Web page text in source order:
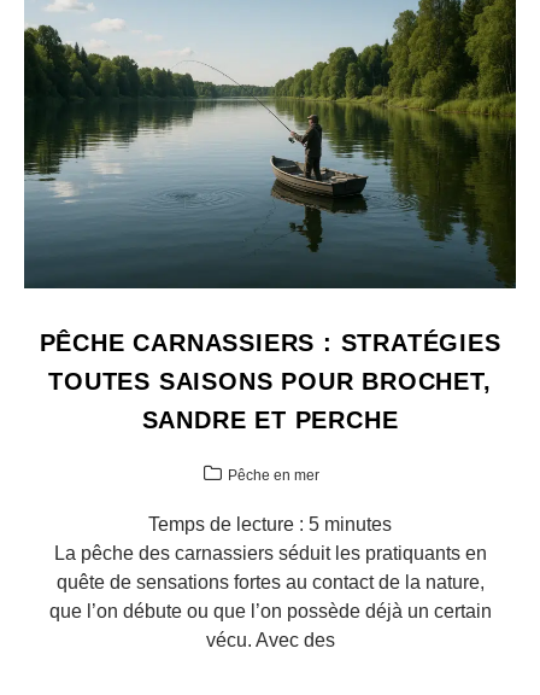
PÊCHE CARNASSIERS : STRATÉGIES
TOUTES SAISONS POUR BROCHET,
SANDRE ET PERCHE
Pêche en mer
Temps de lecture : 5 minutes
La pêche des carnassiers séduit les pratiquants en
quête de sensations fortes au contact de la nature,
que l’on débute ou que l’on possède déjà un certain
vécu. Avec des